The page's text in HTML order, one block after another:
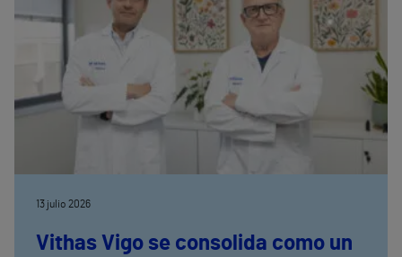
13 julio 2026
Vithas Vigo se consolida como un